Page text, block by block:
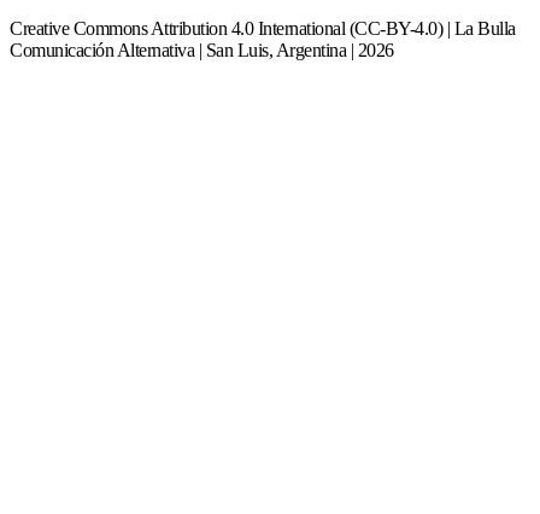
Creative Commons Attribution 4.0 International (CC-BY-4.0) | La Bulla
Comunicación Alternativa | San Luis, Argentina | 2026